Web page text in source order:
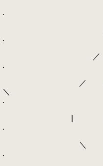
.
／
.
／ ─
.
／ （●）
＼ 嘘だ
.
| （__
.
＼ ｀
.